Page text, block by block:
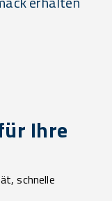
Ihre
schnelle